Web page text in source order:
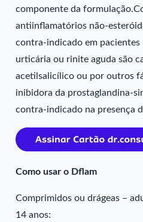
componente da
antiinflamatórios não-
contra-indicado em pacientes
urticária ou rinite aguda são
acetilsalicílico ou por outros
inibidora da prostaglandina-
contra-indicado na presença
Como usar o Dflam
Comprimidos ou drágeas –
14 anos: